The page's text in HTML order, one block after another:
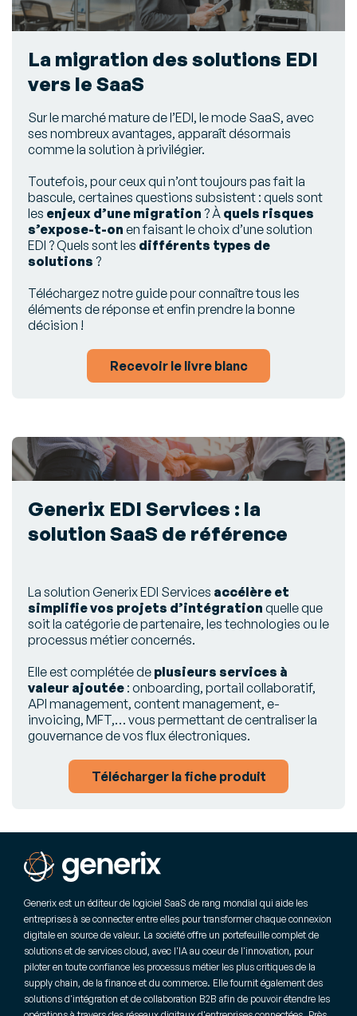
La migration des solutions EDI
vers le SaaS
Sur le marché mature de l’EDI, le mode SaaS, avec
ses nombreux avantages, apparaît désormais
comme la solution à privilégier.
Toutefois, pour ceux qui n’ont toujours pas fait la
bascule, certaines questions subsistent : quels sont
les enjeux d’une migration ? À quels risques
s’expose-t-on en faisant le choix d’une solution
EDI ? Quels sont les différents types de
solutions ?
Téléchargez notre guide pour connaître tous les
éléments de réponse et enfin prendre la bonne
décision !
Recevoir le livre blanc
Generix EDI Services : la
solution SaaS de référence
La solution Generix EDI Services accélère et
simplifie vos projets d’intégration quelle que
soit la catégorie de partenaire, les technologies ou le
processus métier concernés.
Elle est complétée de plusieurs services à
valeur ajoutée : onboarding, portail collaboratif,
API management, content management, e-
invoicing, MFT,… vous permettant de centraliser la
gouvernance de vos flux électroniques.
Télécharger la fiche produit
Generix est un éditeur de logiciel SaaS de rang mondial qui aide les
entreprises à se connecter entre elles pour transformer chaque connexion
digitale en source de valeur. La société offre un portefeuille complet de
solutions et de services cloud, avec l'IA au coeur de l'innovation, pour
piloter en toute confiance les processus métier les plus critiques de la
supply chain, de la finance et du commerce. Elle fournit également des
solutions d'intégration et de collaboration B2B afin de pouvoir étendre les